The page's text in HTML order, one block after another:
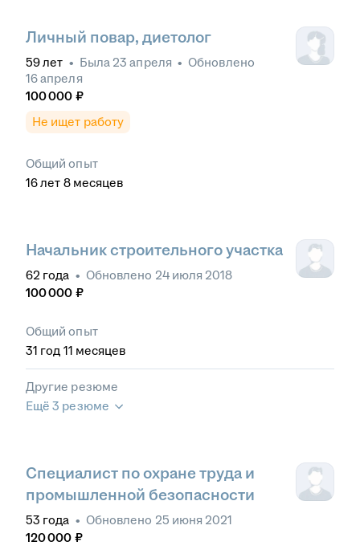
Личный повар, диетолог
59лет • Была 23 апреля • Обновлено
16 апреля
100 000 ₽
Не ищет работу
Общий опыт
16лет 8 месяцев
Начальник строительного участка
62 года • Обновлено 24 июля 2018
100 000 ₽
Общий опыт
31 год 11 месяцев
Другие резюме
Ещё 3 резюме
Специалист по охране труда и
промышленной безопасности
53 года • Обновлено 25 июня 2021
120 000 ₽